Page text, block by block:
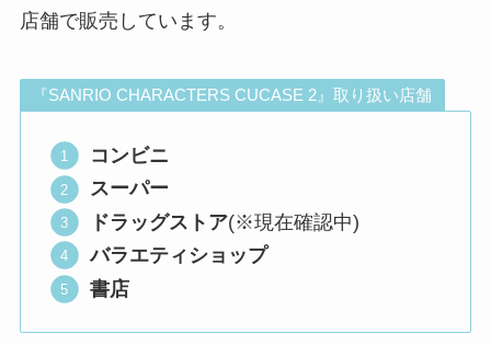
店舗で販売しています。
『SANRIO CHARACTERS CUCASE 2』取り扱い店舗
コンビニ
スーパー
ドラッグストア(※現在確認中)
バラエティショップ
書店